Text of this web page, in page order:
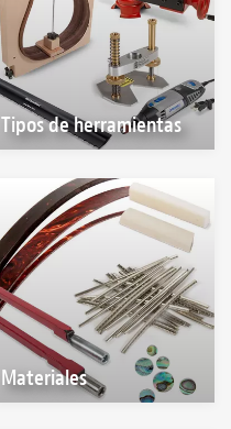
Tipos de herramientas
Materiales